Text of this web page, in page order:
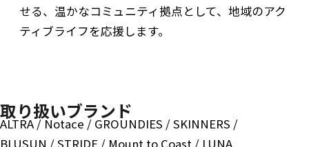
せる、温かなコミュニティ拠点として、地域のアク
ティブライフを応援します。
取り扱いブランド
ALTRA / Notace / GROUNDIES / SKINNERS /
BLUSUN / STRIDE / Mount to Coast / LUNA